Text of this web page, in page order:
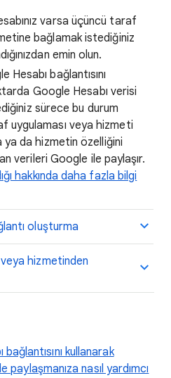
varsa üçüncü taraf
bağlamak istediğiniz
emin olun.
Hesabı bağlantısını
Google Hesabı verisi
sürece bu durum
uygulaması veya hizmeti
ya da hizmetin özelliğini
verileri Google ile paylaşır.
hakkında daha fazla bilgi
oluşturma
hizmetinden
kullanarak
nasıl yardımcı